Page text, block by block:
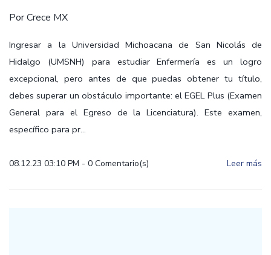
PorCrece MX
Ingresar a la Universidad Michoacana de San Nicolás de
Hidalgo (UMSNH) para estudiar Enfermería es un logro
excepcional, pero antes de que puedas obtener tu título,
debes superar un obstáculo importante: el EGEL Plus (Examen
General para el Egreso de la Licenciatura). Este examen,
específico para pr...
08.12.23 03:10 PM - 0 Comentario(s) Leer más